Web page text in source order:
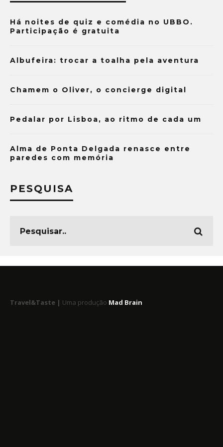
Há noites de quiz e comédia no UBBO.
Participação é gratuita
Albufeira: trocar a toalha pela aventura
Chamem o Oliver, o concierge digital
Pedalar por Lisboa, ao ritmo de cada um
Alma de Ponta Delgada renasce entre
paredes com memória
PESQUISA
Travel&Taste | Uma produção Mad Brain